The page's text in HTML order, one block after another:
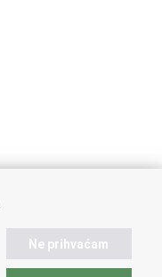
Ne prihvaćam